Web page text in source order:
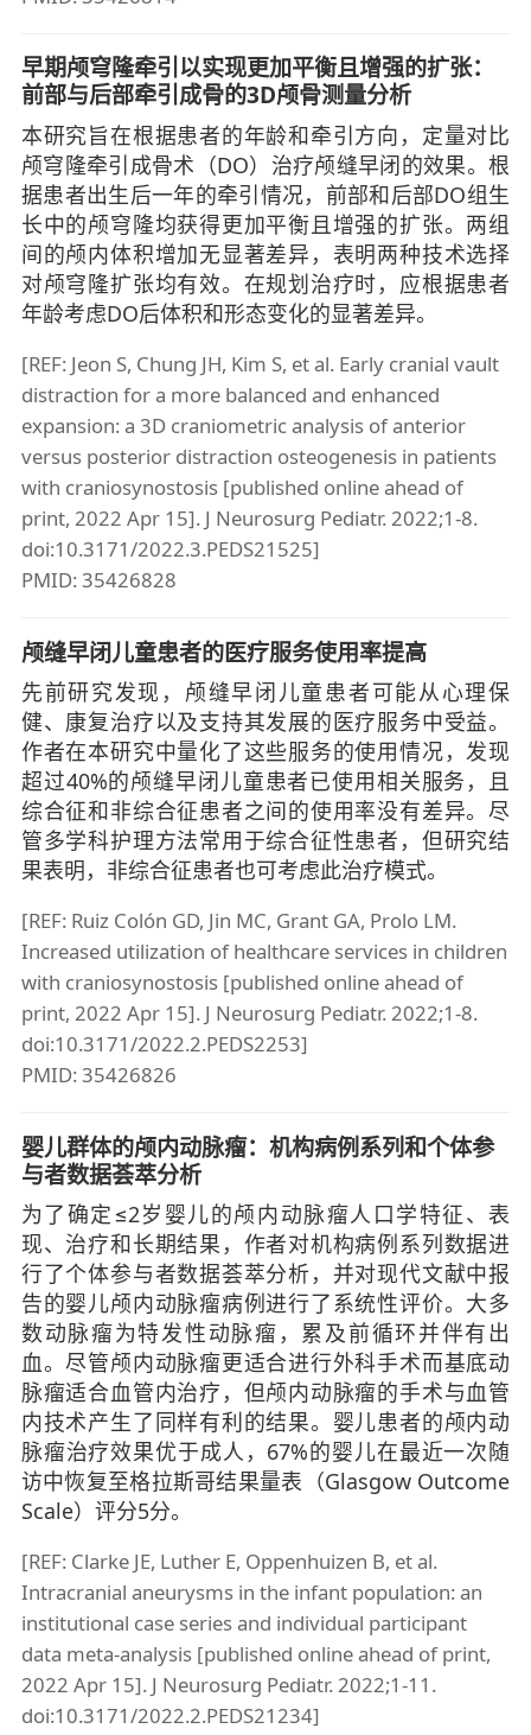
早期颅穹隆牵引以实现更加平衡且增强的扩张：
前部与后部牵引成骨的3D颅骨测量分析
本研究旨在根据患者的年龄和牵引方向，定量对比
颅穹隆牵引成骨术（DO）治疗颅缝早闭的效果。根
据患者出生后一年的牵引情况，前部和后部DO组生
长中的颅穹隆均获得更加平衡且增强的扩张。两组
间的颅内体积增加无显著差异，表明两种技术选择
对颅穹隆扩张均有效。在规划治疗时，应根据患者
年龄考虑DO后体积和形态变化的显著差异。
[REF: Jeon S, Chung JH, Kim S, et al. Early cranial vault
distraction for a more balanced and enhanced
expansion: a 3D craniometric analysis of anterior
versus posterior distraction osteogenesis in patients
with craniosynostosis [published online ahead of
print, 2022 Apr 15]. J Neurosurg Pediatr. 2022;1-8.
doi:10.3171/2022.3.PEDS21525]
PMID: 35426828
颅缝早闭儿童患者的医疗服务使用率提高
先前研究发现，颅缝早闭儿童患者可能从心理保
健、康复治疗以及支持其发展的医疗服务中受益。
作者在本研究中量化了这些服务的使用情况，发现
超过40%的颅缝早闭儿童患者已使用相关服务，且
综合征和非综合征患者之间的使用率没有差异。尽
管多学科护理方法常用于综合征性患者，但研究结
果表明，非综合征患者也可考虑此治疗模式。
[REF: Ruiz Colón GD, Jin MC, Grant GA, Prolo LM.
Increased utilization of healthcare services in children
with craniosynostosis [published online ahead of
print, 2022 Apr 15]. J Neurosurg Pediatr. 2022;1-8.
doi:10.3171/2022.2.PEDS2253]
PMID: 35426826
婴儿群体的颅内动脉瘤：机构病例系列和个体参
与者数据荟萃分析
为了确定≤2岁婴儿的颅内动脉瘤人口学特征、表
现、治疗和长期结果，作者对机构病例系列数据进
行了个体参与者数据荟萃分析，并对现代文献中报
告的婴儿颅内动脉瘤病例进行了系统性评价。大多
数动脉瘤为特发性动脉瘤，累及前循环并伴有出
血。尽管颅内动脉瘤更适合进行外科手术而基底动
脉瘤适合血管内治疗，但颅内动脉瘤的手术与血管
内技术产生了同样有利的结果。婴儿患者的颅内动
脉瘤治疗效果优于成人，67%的婴儿在最近一次随
访中恢复至格拉斯哥结果量表（Glasgow Outcome
Scale）评分5分。
[REF: Clarke JE, Luther E, Oppenhuizen B, et al.
Intracranial aneurysms in the infant population: an
institutional case series and individual participant
data meta-analysis [published online ahead of print,
2022 Apr 15]. J Neurosurg Pediatr. 2022;1-11.
doi:10.3171/2022.2.PEDS21234]